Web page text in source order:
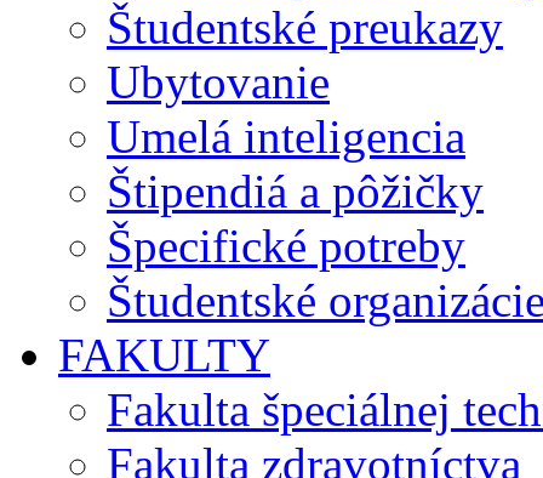
Študentské preukazy
Ubytovanie
Umelá inteligencia
Štipendiá a pôžičky
Špecifické potreby
Študentské
FAKULTY
Fakulta špeciálnej
Fakulta zdravotníctva